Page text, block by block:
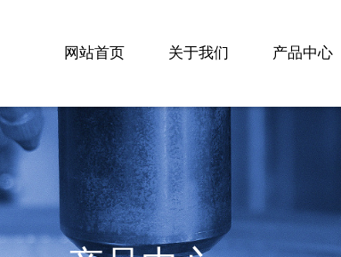
网站首页 关于我们 产品中心